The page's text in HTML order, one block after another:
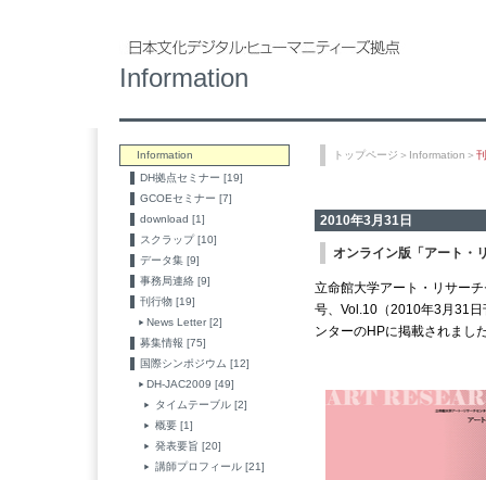
Information
Information
DH拠点セミナー [19]
GCOEセミナー [7]
download [1]
スクラップ [10]
データ集 [9]
事務局連絡 [9]
刊行物 [19]
News Letter [2]
募集情報 [75]
国際シンポジウム [12]
DH-JAC2009 [49]
タイムテーブル [2]
概要 [1]
発表要旨 [20]
講師プロフィール [21]
トップページ ＞ Information ＞
2010年3月31日
オンライン版「アート・
立命館大学アート・リサー
号、Vol.10（2010年3月31
ンターのHPに掲載されまし